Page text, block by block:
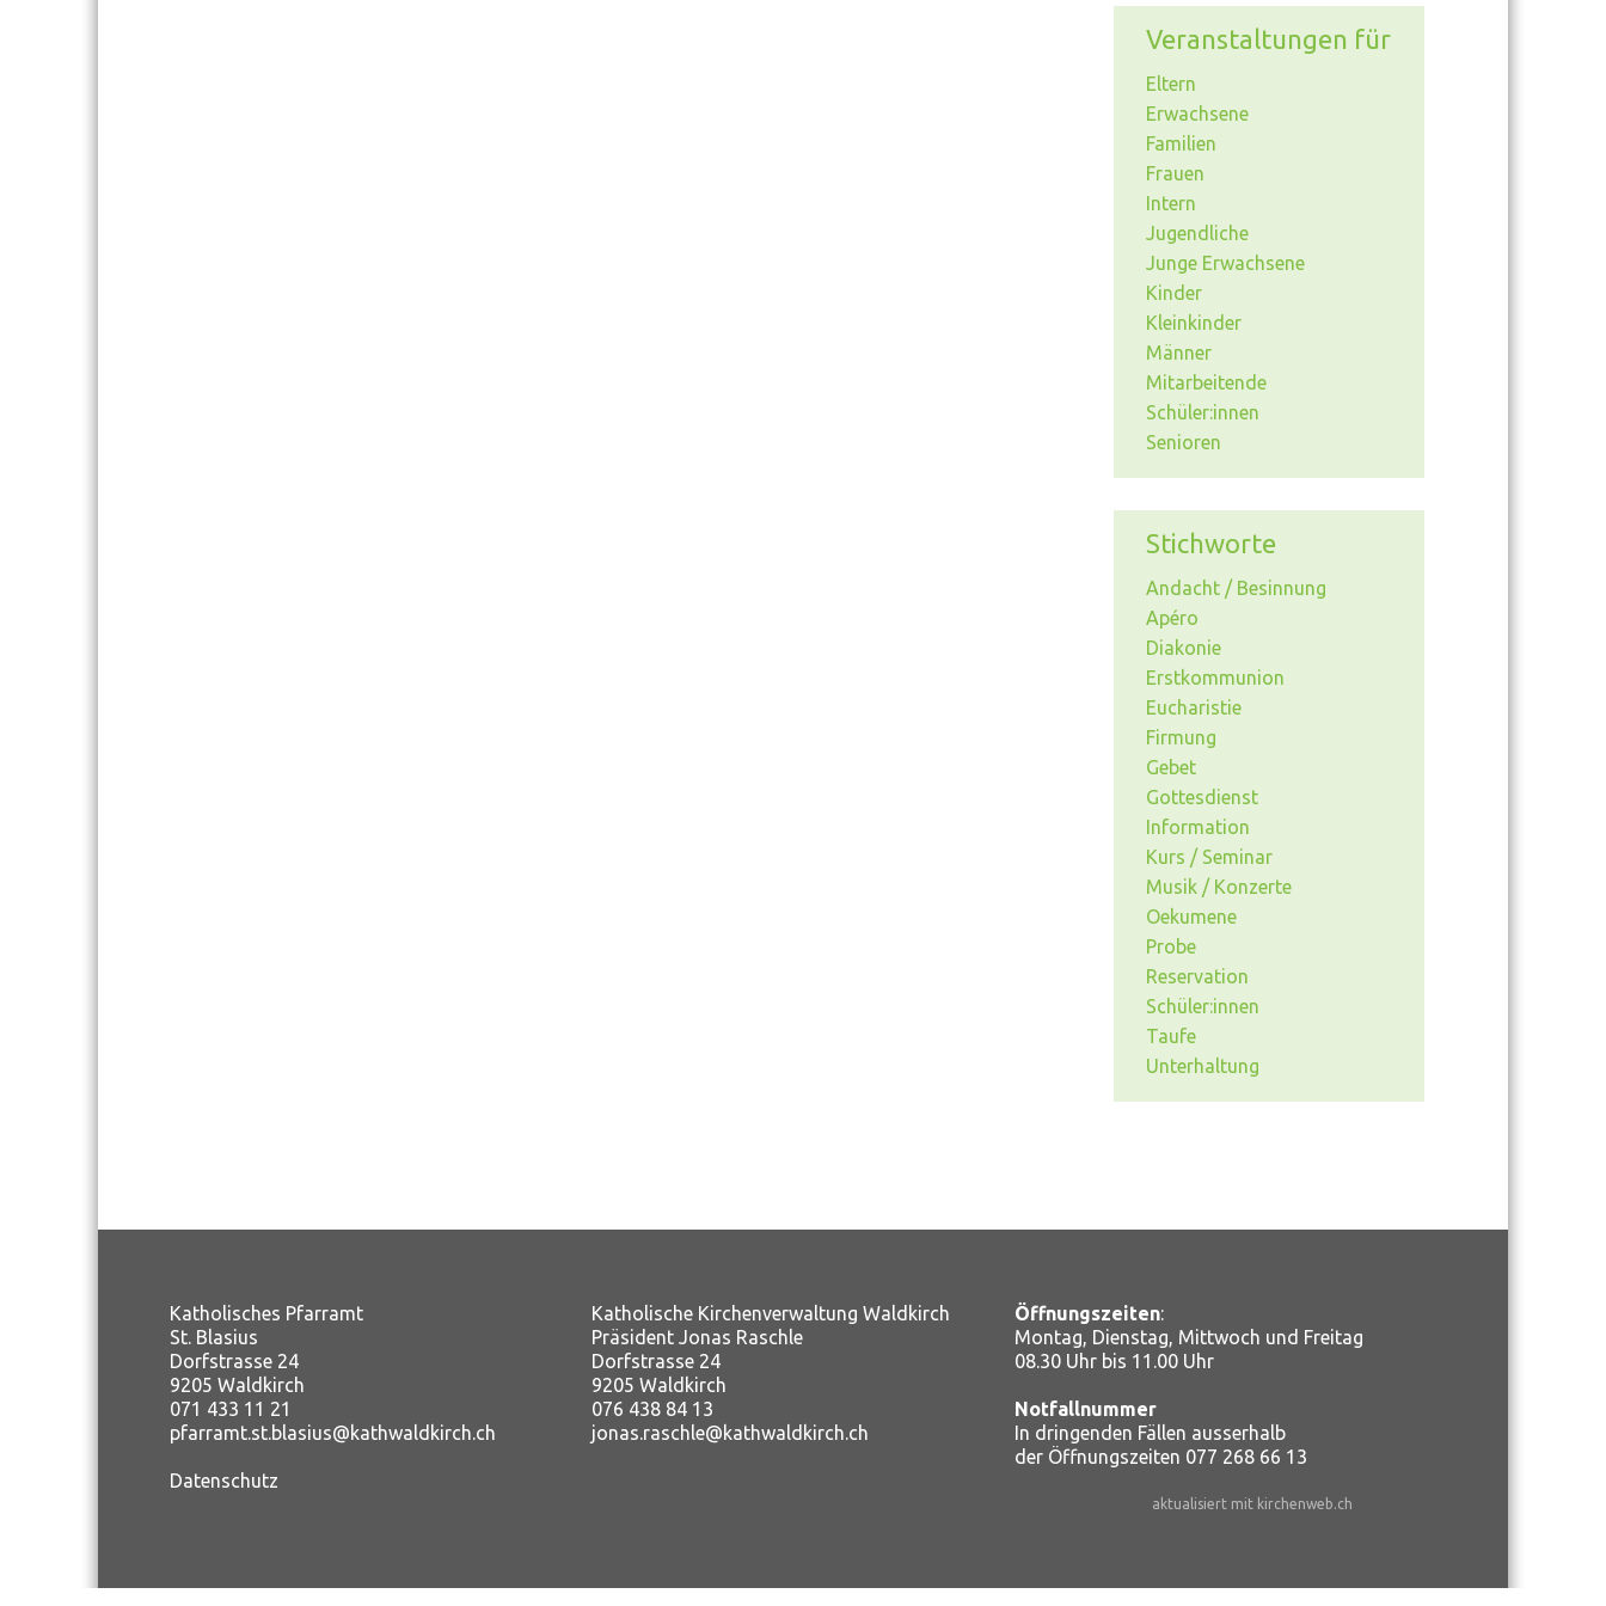
Veranstaltungen für
Eltern
Erwachsene
Familien
Frauen
Intern
Jugendliche
Junge Erwachsene
Kinder
Kleinkinder
Männer
Mitarbeitende
Schüler:innen
Senioren
Stichworte
Andacht / Besinnung
Apéro
Diakonie
Erstkommunion
Eucharistie
Firmung
Gebet
Gottesdienst
Information
Kurs / Seminar
Musik / Konzerte
Oekumene
Probe
Reservation
Schüler:innen
Taufe
Unterhaltung
Katholisches Pfarramt
St. Blasius
Dorfstrasse 24
9205 Waldkirch
071 433 11 21
pfarramt.st.blasius@kathwaldkirch.ch
Datenschutz
Katholische Kirchenverwaltung Waldkirch
Präsident Jonas Raschle
Dorfstrasse 24
9205 Waldkirch
076 438 84 13
jonas.raschle@kathwaldkirch.ch
Öffnungszeiten:
Montag, Dienstag, Mittwoch und Freitag
08.30 Uhr bis 11.00 Uhr
Notfallnummer
In dringenden Fällen ausserhalb
der Öffnungszeiten 077 268 66 13
aktualisiert mit kirchenweb.ch